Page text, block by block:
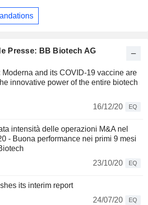
Presse: BB Biotech AG
Moderna and its COVID-19 vaccine are
innovative power of the entire biotech
16/12/20
EQ
intensità delle operazioni M&A nel
- Buona performance nei primi 9 mesi
23/10/20
EQ
its interim report
24/07/20
EQ